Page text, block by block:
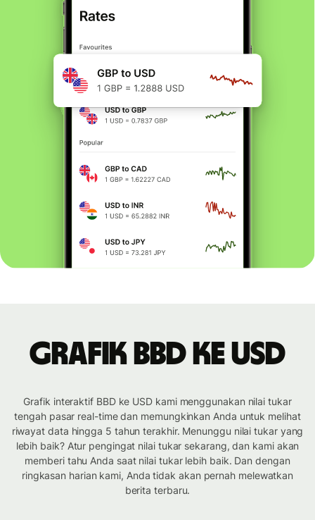
Grafik BBD ke USD
Grafik interaktif BBD ke USD kami menggunakan nilai tukar
tengah pasar real-time dan memungkinkan Anda untuk melihat
riwayat data hingga 5 tahun terakhir. Menunggu nilai tukar yang
lebih baik? Atur pengingat nilai tukar sekarang, dan kami akan
memberi tahu Anda saat nilai tukar lebih baik. Dan dengan
ringkasan harian kami, Anda tidak akan pernah melewatkan
berita terbaru.